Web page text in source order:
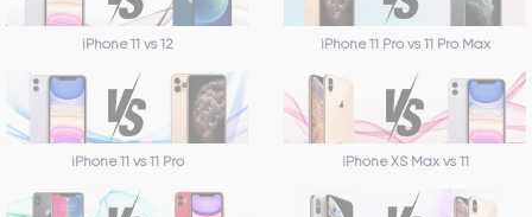
iPhone 11 vs 12 iPhone 11 Pro vs 11 Pro Max
iPhone 11 vs 11 Pro iPhone XS Max vs 11